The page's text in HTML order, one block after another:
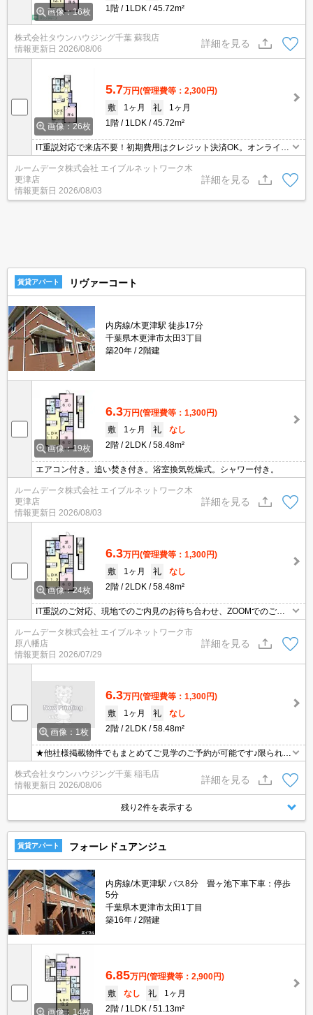
画像：16枚
1階
1LDK 45.72m²
株式会社タウンハウジング千葉 蘇我店
情報更新日 2026/08/06
詳細を見る
画像：26枚
5.7万円(管理費等：2,300円)
敷
1ヶ月 礼
1ヶ月
1階
1LDK 45.72m²
IT重説対応で来店不要！初期費用はクレジット決済OK。オンライン
内見可能で遠方からでも安心。防犯カメラ設置＆インターネット無
料で快適生活♪☆お部屋探しは☆仲介実績！賃貸物件取扱数！最大手
のエイブルネットワーク店へＧＯ！
ルームデータ株式会社 エイブルネットワーク木
更津店
情報更新日 2026/08/03
詳細を見る
賃貸アパート リヴァーコート
内房線/木更津駅 徒歩17分
千葉県木更津市太田3丁目
築20年
2階建
画像：19枚
6.3万円(管理費等：1,300円)
敷
1ヶ月 礼
なし
2階
2LDK 58.48m²
エアコン付き。追い焚き付き。浴室換気乾燥式。シャワー付き。
ルームデータ株式会社 エイブルネットワーク木
更津店
情報更新日 2026/08/03
詳細を見る
画像：24枚
6.3万円(管理費等：1,300円)
敷
1ヶ月 礼
なし
2階
2LDK 58.48m²
IT重説のご対応、現地でのご内見のお待ち合わせ、ZOOMでのご内
見など柔軟に対応いたします。インターネット無料、追い焚き、浴
室乾燥機つき。お部屋探しは物件取扱い数最大手のエイブルネット
ワーク各店へ是非お気軽にご相談ください。
ルームデータ株式会社 エイブルネットワーク市
原八幡店
情報更新日 2026/07/29
詳細を見る
画像：1枚
6.3万円(管理費等：1,300円)
敷
1ヶ月 礼
なし
2階
2LDK 58.48m²
★他社様掲載物件でもまとめてご見学のご予約が可能です♪限られた
お時間の中で効率よくお部屋探しができるようにお手伝いさせてい
ただきます！お気軽にお問合せ下さい♪
株式会社タウンハウジング千葉 稲毛店
情報更新日 2026/08/06
詳細を見る
残り2件を表示する
賃貸アパート フォーレドュアンジュ
内房線/木更津駅 バス8分 畳ヶ池下車下車：停歩
5分
千葉県木更津市太田1丁目
築16年
2階建
画像：14枚
6.85万円(管理費等：2,900円)
敷
なし 礼
1ヶ月
2階
1LDK 51.13m²